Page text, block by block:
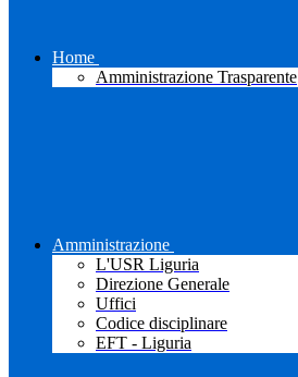
Home
Amministrazione Trasparente
Amministrazione
L'USR Liguria
Direzione Generale
Uffici
Codice disciplinare
EFT - Liguria